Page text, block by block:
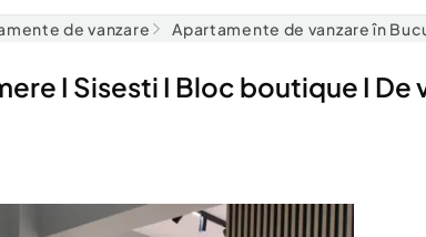
de vanzare Apartamente de vanzare în
I Sisesti I Bloc boutique I De